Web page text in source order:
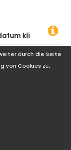
durch die Seite
von Cookies zu.